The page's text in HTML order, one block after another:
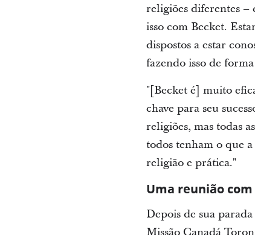
religiões diferentes –
isso com Becket.
dispostos a estar
fazendo isso de
"[Becket é] muito
chave para seu
religiões, mas todas
todos tenham o que
religião e prática."
Uma reunião
Depois de sua